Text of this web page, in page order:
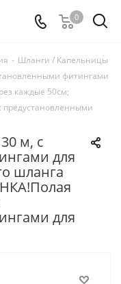
0
- Шланги / Капельницы
фитингами
каждые 50см;
предустановленными
м, с
для
шланга
для